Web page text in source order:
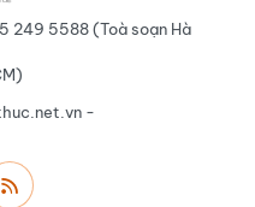
5588 (Toà soạn Hà
-